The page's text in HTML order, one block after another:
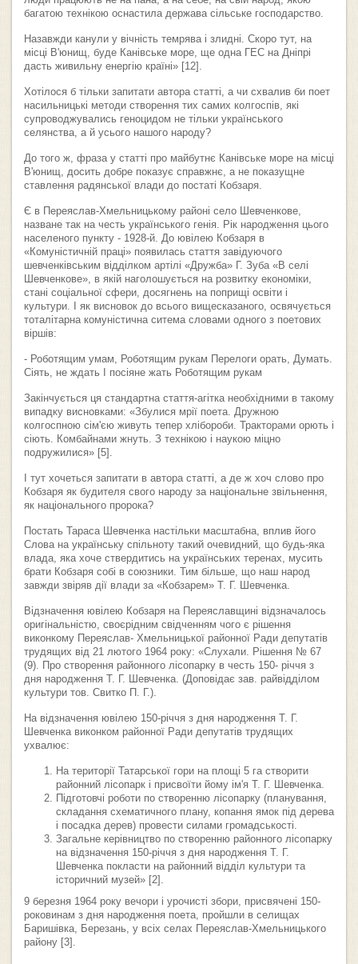
багатою технікою оснастила держава сільське господарство.
Назавжди канули у вічність темрява і злидні. Скоро тут, на
місці В'юнищ, буде Канівське море, ще одна ГЕС на Дніпрі
дасть живильну енергію країні» [12].
Хотілося б тільки запитати автора статті, а чи схвалив би поет
насильницькі методи створення тих самих колгоспів, які
супроводжувались геноцидом не тільки українського
селянства, а й усього нашого народу?
До того ж, фраза у статті про майбутнє Канівське море на місці
В'юнищ, досить добре показує справжнє, а не показущне
ставлення радянської влади до постаті Кобзаря.
Є в Переяслав-Хмельницькому районі село Шевченкове,
назване так на честь українського генія. Рік народження цього
населеного пункту - 1928-й. До ювілею Кобзаря в
«Комуністичній праці» появилась стаття завідуючого
шевченківським відділком артілі «Дружба» Г. Зуба «В селі
Шевченкове», в якій наголошується на розвитку економіки,
стані соціальної сфери, досягнень на поприщі освіти і
культури. І як висновок до всього вищесказаного, освячується
тоталітарна комуністична ситема словами одного з поетових
віршів:
- Роботящим умам, Роботящим рукам Перелоги орать, Думать.
Сіять, не ждать І посіяне жать Роботящим рукам
Закінчується ця стандартна стаття-агітка необхідними в такому
випадку висновками: «Збулися мрії поета. Дружною
колгоспною сім'єю живуть тепер хлібороби. Тракторами орють і
сіють. Комбайнами жнуть. З технікою і наукою міцно
подружилися» [5].
І тут хочеться запитати в автора статті, а де ж хоч слово про
Кобзаря як будителя свого народу за національне звільнення,
як національного пророка?
Постать Тараса Шевченка настільки масштабна, вплив його
Слова на українську спільноту такий очевидний, що будь-яка
влада, яка хоче ствердитись на українських теренах, мусить
брати Кобзаря собі в союзники. Тим більше, що наш народ
завжди звіряв дії влади за «Кобзарем» Т. Г. Шевченка.
Відзначення ювілею Кобзаря на Переяславщині відзначалось
оригінальністю, своєрідним свідченням чого є рішення
виконкому Переяслав- Хмельницької районної Ради депутатів
трудящих від 21 лютого 1964 року: «Слухали. Рішення № 67
(9). Про створення районного лісопарку в честь 150- річчя з
дня народження Т. Г. Шевченка. (Доповідає зав. райвідділом
культури тов. Свитко П. Г.).
На відзначення ювілею 150-річчя з дня народження Т. Г.
Шевченка виконком районної Ради депутатів трудящих
ухвалює:
На території Татарської гори на площі 5 га створити
районний лісопарк і присвоїти йому ім'я Т. Г. Шевченка.
Підготовчі роботи по створенню лісопарку (планування,
складання схематичного плану, копання ямок під дерева
і посадка дерев) провести силами громадськості.
Загальне керівництво по створенню районного лісопарку
на відзначення 150-річчя з дня народження Т. Г.
Шевченка покласти на районний відділ культури та
історичний музей» [2].
9 березня 1964 року вечори і урочисті збори, присвячені 150-
роковинам з дня народження поета, пройшли в селищах
Баришівка, Березань, у всіх селах Переяслав-Хмельницького
району [3].